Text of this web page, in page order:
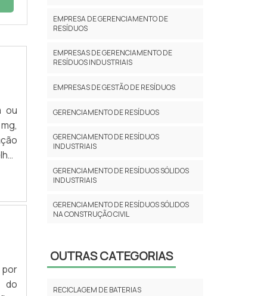
ou
do
EMPRESA DE GERENCIAMENTO DE
RESÍDUOS
EMPRESAS DE GERENCIAMENTO DE
RESÍDUOS INDUSTRIAIS
EMPRESAS DE GESTÃO DE RESÍDUOS
GERENCIAMENTO DE RESÍDUOS
GERENCIAMENTO DE RESÍDUOS
INDUSTRIAIS
GERENCIAMENTO DE RESÍDUOS SÓLIDOS
INDUSTRIAIS
GERENCIAMENTO DE RESÍDUOS SÓLIDOS
NA CONSTRUÇÃO CIVIL
OUTRAS CATEGORIAS
RECICLAGEM DE BATERIAS